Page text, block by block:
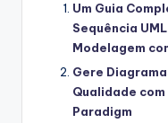
Um Guia
Sequência
Modelagem
Gere
Qualidade
Paradigm